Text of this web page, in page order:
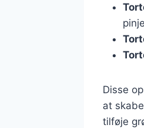
Disse
at
tilføje